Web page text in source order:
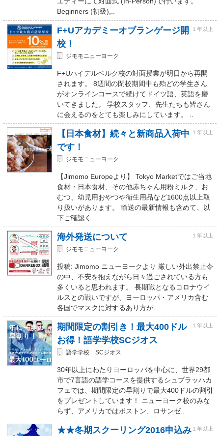
Beginners (初級),..
F+Uアカデミーオブランゲージ開
校！
１年以上
ジモモニューヨーク
F+Uハイデルベルク校の対面授業が明日から再開
されます。 8週間の閉校期間中も殆どの学生さん
がオンラインコースで続けてドイツ語、英語を磨
いてきました。 学校スタッフ、先生たちも皆さん
に会えるのをとても楽しみにしています。 ..
【日本食材】続々と新商品入荷中
です！
１年以上
ジモモニューヨーク
【Jimomo Europeより】 Tokyo Marketではご当地
食材・日本食材、その他赤ちゃん用粉ミルク、お
むつ、幼児用おやつや衛生用品など1600点以上取
り扱いがあります。 輸送の最新情報も含めて、以
下ご確認く..
海外発送について １年以上
ジモモニューヨーク
投稿: Jimomo ニューヨークより 厳しい外出禁止令
の中、不安を抱えながら日々過ごされている方も
多くいると思われます。 長期戦となるコロナウイ
ルスとの戦いですが、ヨーロッパ・アメリカ含む
各国でマスクに対するあり方が..
期間限定の割引き！最大400ドル
お得！語学学校SCジオス
１年以上
語学学校 SCジオス
30年以上にわたりヨーロッパを中心に、世界29都
市で7言語の語学コースを提供するシュプラッハカ
フェでは、期間限定の早割りで最大400ドルの割引
をプレゼントしています！ ニューヨーク校のみな
らず、アメリカではボストン、ロサンゼ..
★★冬期スクーリング2016申込み １年以上